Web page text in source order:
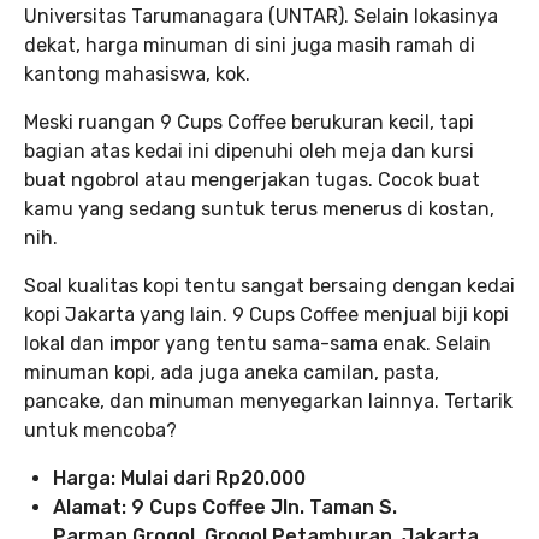
Universitas Tarumanagara (UNTAR). Selain lokasinya
dekat, harga minuman di sini juga masih ramah di
kantong mahasiswa, kok.
Meski ruangan 9 Cups Coffee berukuran kecil, tapi
bagian atas kedai ini dipenuhi oleh meja dan kursi
buat ngobrol atau mengerjakan tugas. Cocok buat
kamu yang sedang suntuk terus menerus di kostan,
nih.
Soal kualitas kopi tentu sangat bersaing dengan kedai
kopi Jakarta yang lain. 9 Cups Coffee menjual biji kopi
lokal dan impor yang tentu sama-sama enak. Selain
minuman kopi, ada juga aneka camilan, pasta,
pancake, dan minuman menyegarkan lainnya. Tertarik
untuk mencoba?
Harga: Mulai dari Rp20.000
Alamat: 9 Cups Coffee Jln. Taman S.